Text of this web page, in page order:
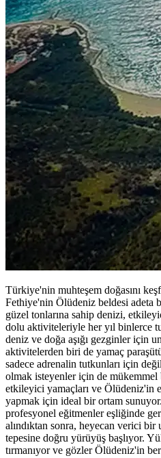
Türkiye'nin muhteşem doğasını
Fethiye'nin Ölüdeniz beldesi adeta
güzel tonlarına sahip denizi,
dolu aktiviteleriyle her yıl binlerce
deniz ve doğa aşığı gezginler için
aktivitelerden biri de yamaç
sadece adrenalin tutkunları için
olmak isteyenler için de mükemmel
etkileyici yamaçları ve Ölüdeniz'in
yapmak için ideal bir ortam
profesyonel eğitmenler eşliğinde
alındıktan sonra, heyecan verici
tepesine doğru yürüyüş başlıyor.
tırmanıyor ve gözler Ölüdeniz'in